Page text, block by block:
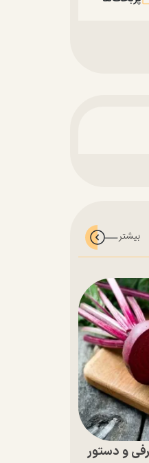
و دستور